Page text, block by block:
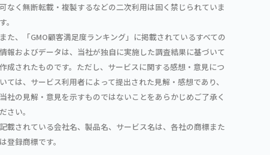
可なく無断転載・複製するなどの二次利用は固く禁じられていま
す。
また、「GMO顧客満足度ランキング」に掲載されているすべての
情報およびデータは、当社が独自に実施した調査結果に基づいて
作成されたものです。ただし、サービスに関する感想・意見につ
いては、サービス利用者によって提出された見解・感想であり、
当社の見解・意見を示すものではないことをあらかじめご了承く
ださい。
記載されている会社名、製品名、サービス名は、各社の商標また
は登録商標です。